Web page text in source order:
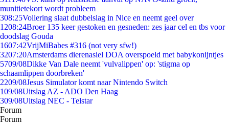
munitietekort wordt probleem
308:25Vollering slaat dubbelslag in Nice en neemt geel over
1208:24Broer 135 keer gestoken en gesneden: zes jaar cel en tbs voor
doodslag Gouda
1607:42VrijMiBabes #316 (not very sfw!)
3207:20Amsterdams dierenasiel DOA overspoeld met babykonijntjes
5709/08Dikke Van Dale neemt 'vulvalippen' op: 'stigma op
schaamlippen doorbreken'
2209/08Jesus Simulator komt naar Nintendo Switch
109/08Uitslag AZ - ADO Den Haag
309/08Uitslag NEC - Telstar
Forum
Forum